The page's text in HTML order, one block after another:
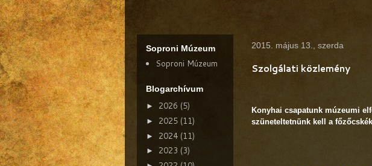
2015. május 13., szerda
Szolgálati közlemény
Konyhai csapatunk múzeumi
szüneteltetnünk kell a
Soproni Múzeum
Soproni Múzeum
Blogarchívum
► 2026 (5)
► 2025 (11)
► 2024 (11)
► 2023 (3)